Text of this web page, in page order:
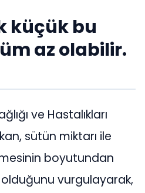
küçük bu
az olabilir.
ve Hastalıkları
sütün miktarı ile
boyutundan
olduğunu vurgulayarak,